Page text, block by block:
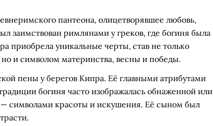
пантеона, олицетворявшее любовь,
заимствован римлянами у греков, где богиня была
приобрела уникальные черты, став не только
и символом материнства, весны и победы.
пены у берегов Кипра. Её главными атрибутами
богиня часто изображалась обнаженной или
символами красоты и искушения. Её сыном был